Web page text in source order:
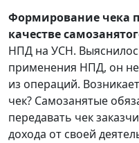
Формирование чека
качестве
НПД на УСН.
применения НПД, он
из операций.
чек? Самозанятые
передавать чек
дохода от своей